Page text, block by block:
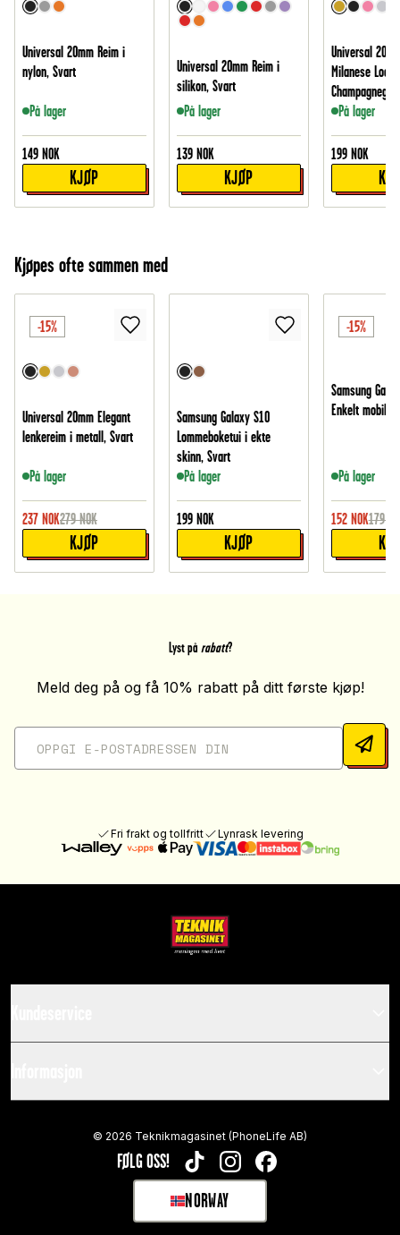
Universal 20mm Reim i
nylon, Svart
På lager
149 NOK
KJØP
Universal 20mm Reim i
silikon, Svart
På lager
139 NOK
KJØP
Universal
Milanese Loop,
Champagnegull
På lager
199 NOK
Kjøpes ofte sammen med
-15%
Universal 20mm Elegant
lenkereim i metall, Svart
På lager
237 NOK279 NOK
KJØP
Samsung Galaxy S10
Lommeboketui i ekte
skinn, Svart
På lager
199 NOK
KJØP
-15%
Samsung
Enkelt
På lager
152 NOK179
Lyst på rabatt?
Meld deg på og få 10% rabatt på ditt første kjøp!
Fri frakt og tollfritt Lynrask levering
FØLG OSS! TIKTOKINSTAGRAMFACEBOOK
NORWAY
SELECT MARKET
© 2026 Teknikmagasinet (PhoneLife AB)